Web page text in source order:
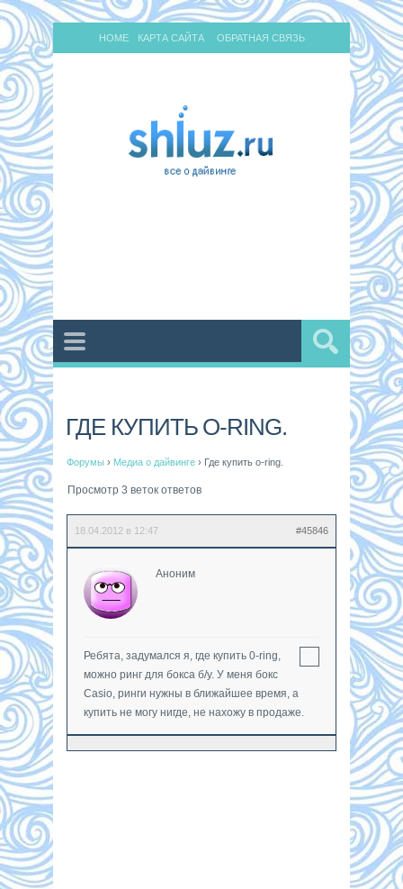
HOME КАРТА САЙТА ОБРАТНАЯ СВЯЗЬ
ГДЕ КУПИТЬ O-RING.
Форумы › Медиа о дайвинге › Где купить o-ring.
Просмотр 3 веток ответов
18.04.2012 в 12:47 #45846
Аноним
Ребята, задумался я, где купить 0-ring,
можно ринг для бокса б/у. У меня бокс
Casio, ринги нужны в ближайшее время, а
купить не могу нигде, не нахожу в продаже.